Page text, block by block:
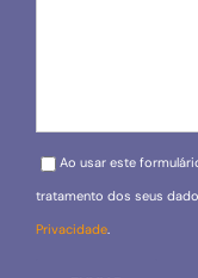
Please leave this field empty.
Ao usar este
tratamento dos seus
Privacidade.